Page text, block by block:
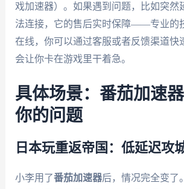
戏加速器）。如果遇到问题，比如突然
法连接，它的售后实时保障——专业的
在线，你可以通过客服或者反馈渠道快
会让你卡在游戏里干着急。
具体场景：番茄加速
你的问题
日本玩重返帝国：低延迟攻
小李用了番茄加速器后，情况完全变了